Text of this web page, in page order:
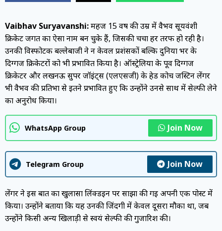
Vaibhav Suryavanshi:महज 15 वर्ष की उम्र में वैभव सूर्यवंशी
क्रिकेट जगत का ऐसा नाम बन चुके हैं, जिसकी चर्चा हर तरफ हो रही है।
उनकी विस्फोटक बल्लेबाजी ने न केवल प्रशंसकों बल्कि दुनिया भर के
दिग्गज क्रिकेटरों को भी प्रभावित किया है। ऑस्ट्रेलिया के पूर्व दिग्गज
क्रिकेटर और लखनऊ सुपर जॉइंट्स (एलएसजी) के हेड कोच जस्टिन लेंगर
भी वैभव की प्रतिभा से इतने प्रभावित हुए कि उन्होंने उनसे साथ में सेल्फी लेने
का अनुरोध किया।
WhatsApp Group Join Now
Telegram Group Join Now
लेंगर ने इस बात का खुलासा लिंक्डइन पर साझा की गई अपनी एक पोस्ट में
किया। उन्होंने बताया कि यह उनकी जिंदगी में केवल दूसरा मौका था, जब
उन्होंने किसी अन्य खिलाड़ी से स्वयं सेल्फी की गुजारिश की।